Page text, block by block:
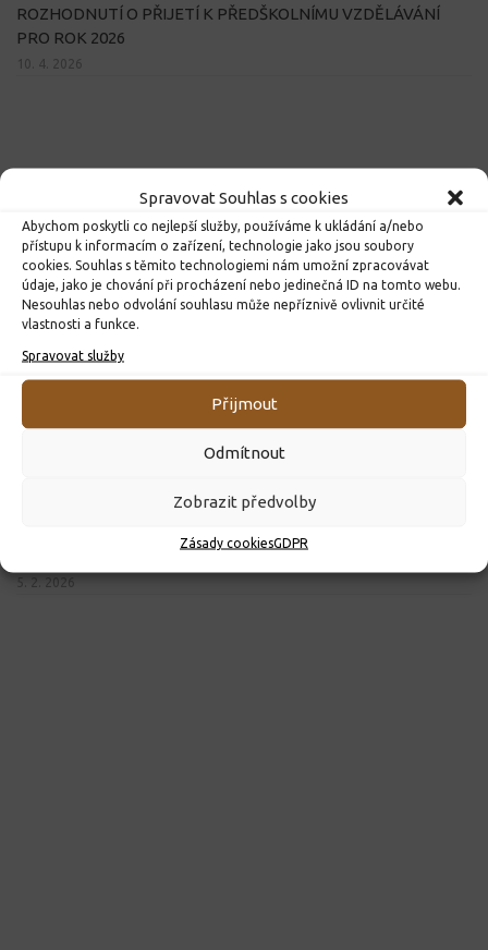
Spravovat Souhlas s cookies
Abychom poskytli co nejlepší služby, používáme k ukládání a/nebo
přístupu k informacím o zařízení, technologie jako jsou soubory
cookies. Souhlas s těmito technologiemi nám umožní zpracovávat
údaje, jako je chování při procházení nebo jedinečná ID na tomto webu.
Nesouhlas nebo odvolání souhlasu může nepříznivě ovlivnit určité
vlastnosti a funkce.
Spravovat služby
Přijmout
Odmítnout
Zobrazit předvolby
Zásady cookiesGDPR
ROZHODNUTÍ O PŘIJETÍ K PŘEDŠKOLNÍMU VZDĚLÁVÁNÍ
PRO ROK 2026
10. 4. 2026
Seznam přijatých žáků pro školní rok 2026/2027
5. 2. 2026